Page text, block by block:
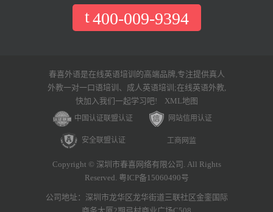
400-009-9394
春喜外语是在线英语培训的高端品牌,专注提供真人
外教一对一口语培训、成人英语培训;在线英语外教,
快加入我们一起学习吧! XML地图
中国认证联盟认证 网站信用认证
安全联盟认证 工商网监
Copyright © 深圳市春喜网络有限公司. All Rights
Reserved. 粤ICP备15060490号
公司地址：深圳市龙华区龙华街道三联社区金銮国际